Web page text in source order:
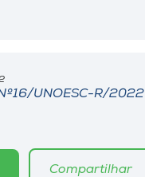
UNOESC-R/2022
Compartilhar